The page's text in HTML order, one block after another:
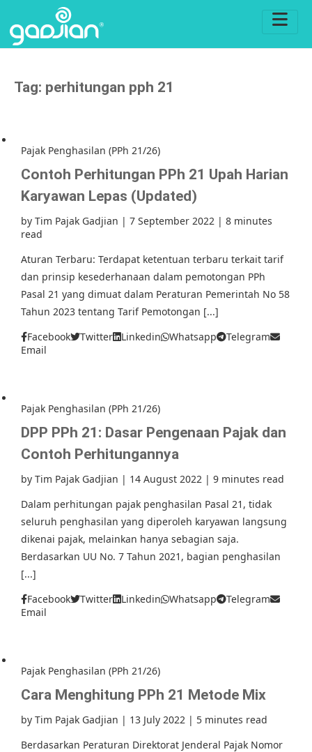
Tag: perhitungan pph 21
Pajak Penghasilan (PPh 21/26)
Contoh Perhitungan PPh 21 Upah Harian
Karyawan Lepas (Updated)
by Tim Pajak Gadjian | 7 September 2022 | 8 minutes
read
Aturan Terbaru: Terdapat ketentuan terbaru terkait tarif
dan prinsip kesederhanaan dalam pemotongan PPh
Pasal 21 yang dimuat dalam Peraturan Pemerintah No 58
Tahun 2023 tentang Tarif Pemotongan [...]
Facebook
Twitter Linkedin Whatsapp
Telegram
Email
Pajak Penghasilan (PPh 21/26)
DPP PPh 21: Dasar Pengenaan Pajak dan
Contoh Perhitungannya
by Tim Pajak Gadjian | 14 August 2022 | 9 minutes read
Dalam perhitungan pajak penghasilan Pasal 21, tidak
seluruh penghasilan yang diperoleh karyawan langsung
dikenai pajak, melainkan hanya sebagian saja.
Berdasarkan UU No. 7 Tahun 2021, bagian penghasilan
[...]
Facebook
Twitter Linkedin Whatsapp
Telegram
Email
Pajak Penghasilan (PPh 21/26)
Cara Menghitung PPh 21 Metode Mix
by Tim Pajak Gadjian | 13 July 2022 | 5 minutes read
Berdasarkan Peraturan Direktorat Jenderal Pajak Nomor